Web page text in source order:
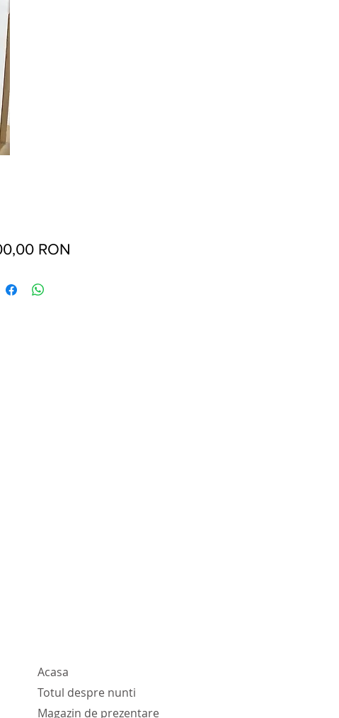
RON
Acasa
Totul despre nunti
Magazin de prezentare